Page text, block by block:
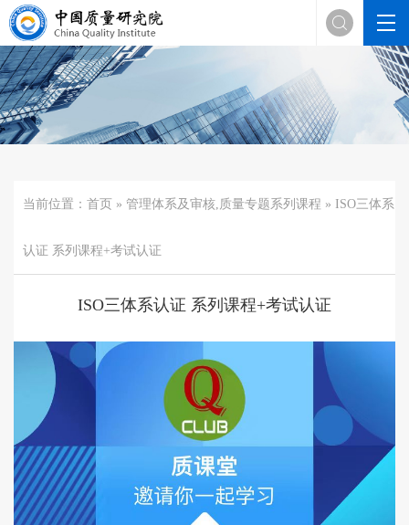

当前位置： 首页 » 管理体系及审核, 质量专题系列课程 » ISO三体系
认证 系列课程+考试认证
ISO三体系认证 系列课程+考试认证